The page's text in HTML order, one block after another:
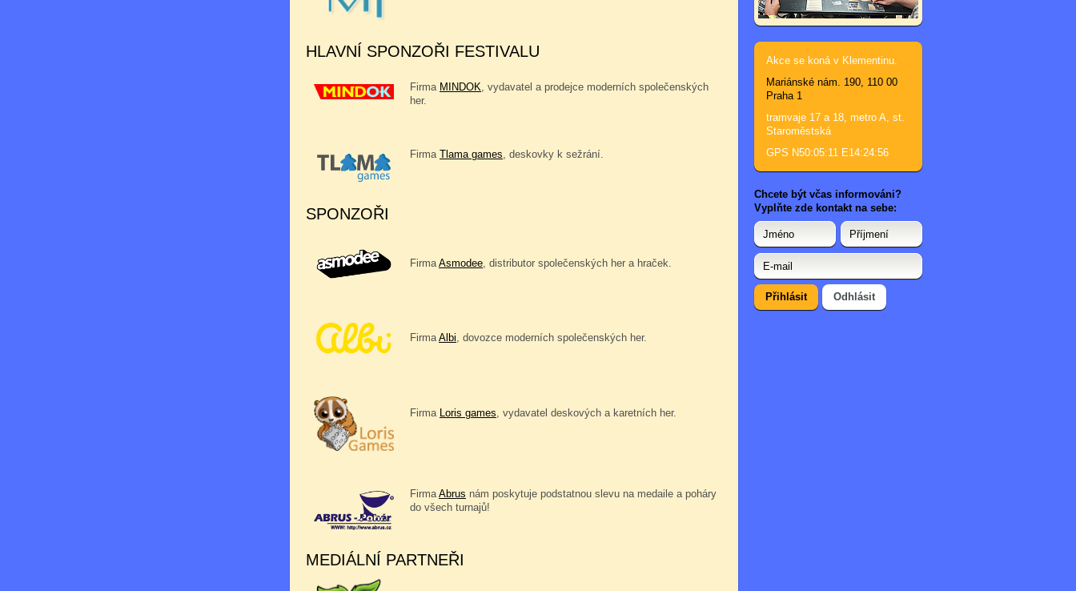
HLAVNÍ SPONZOŘI FESTIVALU
Firma MINDOK , vydavatel a prodejce moderních společenských
her.
Firma Tlama games , deskovky k sežrání.
SPONZOŘI
Firma Asmodee , distributor společenských her a hraček.
FirmaAlbi, dovozce moderních společenských her.
Firma Loris games , vydavatel deskových a karetních her.
FirmaAbrus nám poskytuje podstatnou slevu na medaile a poháry
do všech turnajů!
MEDIÁLNÍ PARTNEŘI
Akce se koná v Klementinu.
Mariánské nám. 190, 110 00
Praha 1
tramvaje 17 a 18, metro A, st.
Staroměstská
GPS N50:05:11 E14:24:56
Chcete být včas informováni?
Vyplňte zde kontakt na sebe: